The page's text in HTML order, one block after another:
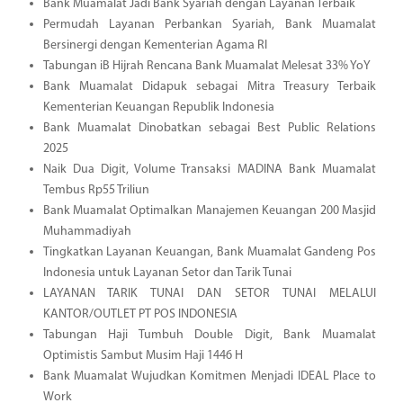
Bank Muamalat Jadi Bank Syariah dengan Layanan Terbaik
Permudah Layanan Perbankan Syariah, Bank Muamalat
Bersinergi dengan Kementerian Agama RI
Tabungan iB Hijrah Rencana Bank Muamalat Melesat 33% YoY
Bank Muamalat Didapuk sebagai Mitra Treasury Terbaik
Kementerian Keuangan Republik Indonesia
Bank Muamalat Dinobatkan sebagai Best Public Relations
2025
Naik Dua Digit, Volume Transaksi MADINA Bank Muamalat
Tembus Rp55 Triliun
Bank Muamalat Optimalkan Manajemen Keuangan 200 Masjid
Muhammadiyah
Tingkatkan Layanan Keuangan, Bank Muamalat Gandeng Pos
Indonesia untuk Layanan Setor dan Tarik Tunai
LAYANAN TARIK TUNAI DAN SETOR TUNAI MELALUI
KANTOR/OUTLET PT POS INDONESIA
Tabungan Haji Tumbuh Double Digit, Bank Muamalat
Optimistis Sambut Musim Haji 1446 H
Bank Muamalat Wujudkan Komitmen Menjadi IDEAL Place to
Work